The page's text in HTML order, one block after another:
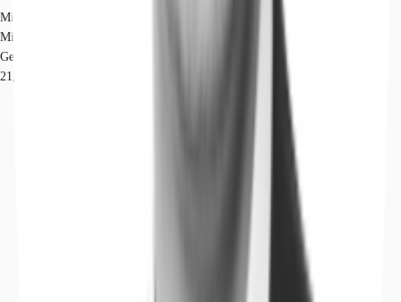
Mietmarkt
Mitte, Berlin
Gew. Ø-Miete
21,22 € / m²